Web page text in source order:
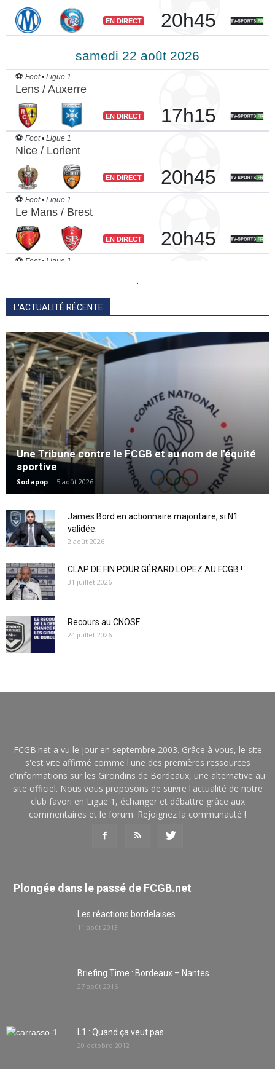
.
L'ACTUALITÉ RÉCENTE
Une Tribune contre le FCGB et au nom de l’équité
sportive
Sodapop - 5 août 2026
James Bord en actionnaire majoritaire, si N1
validée.
2 août 2026
CLAP DE FIN POUR GÉRARD LOPEZ AU FCGB !
31 juillet 2026
Recours au CNOSF
24 juillet 2026
FCGB.net a vu le jour en septembre 2003. Grâce à vous, le site
s'est vite affirmé comme l'une des premières ressources
d'informations sur les Girondins de Bordeaux, une alternative au
site officiel. Nous vous proposons de suivre l'actualité de notre
club favori en Ligue 1, échanger et débattre grâce aux
commentaires et le forum. Rejoignez la communauté !
Plongée dans le passé de FCGB.net
Les réactions bordelaises
11 août 2013
Briefing Time : Bordeaux – Nantes
27 août 2016
L1 : Quand ça veut pas…
20 octobre 2012